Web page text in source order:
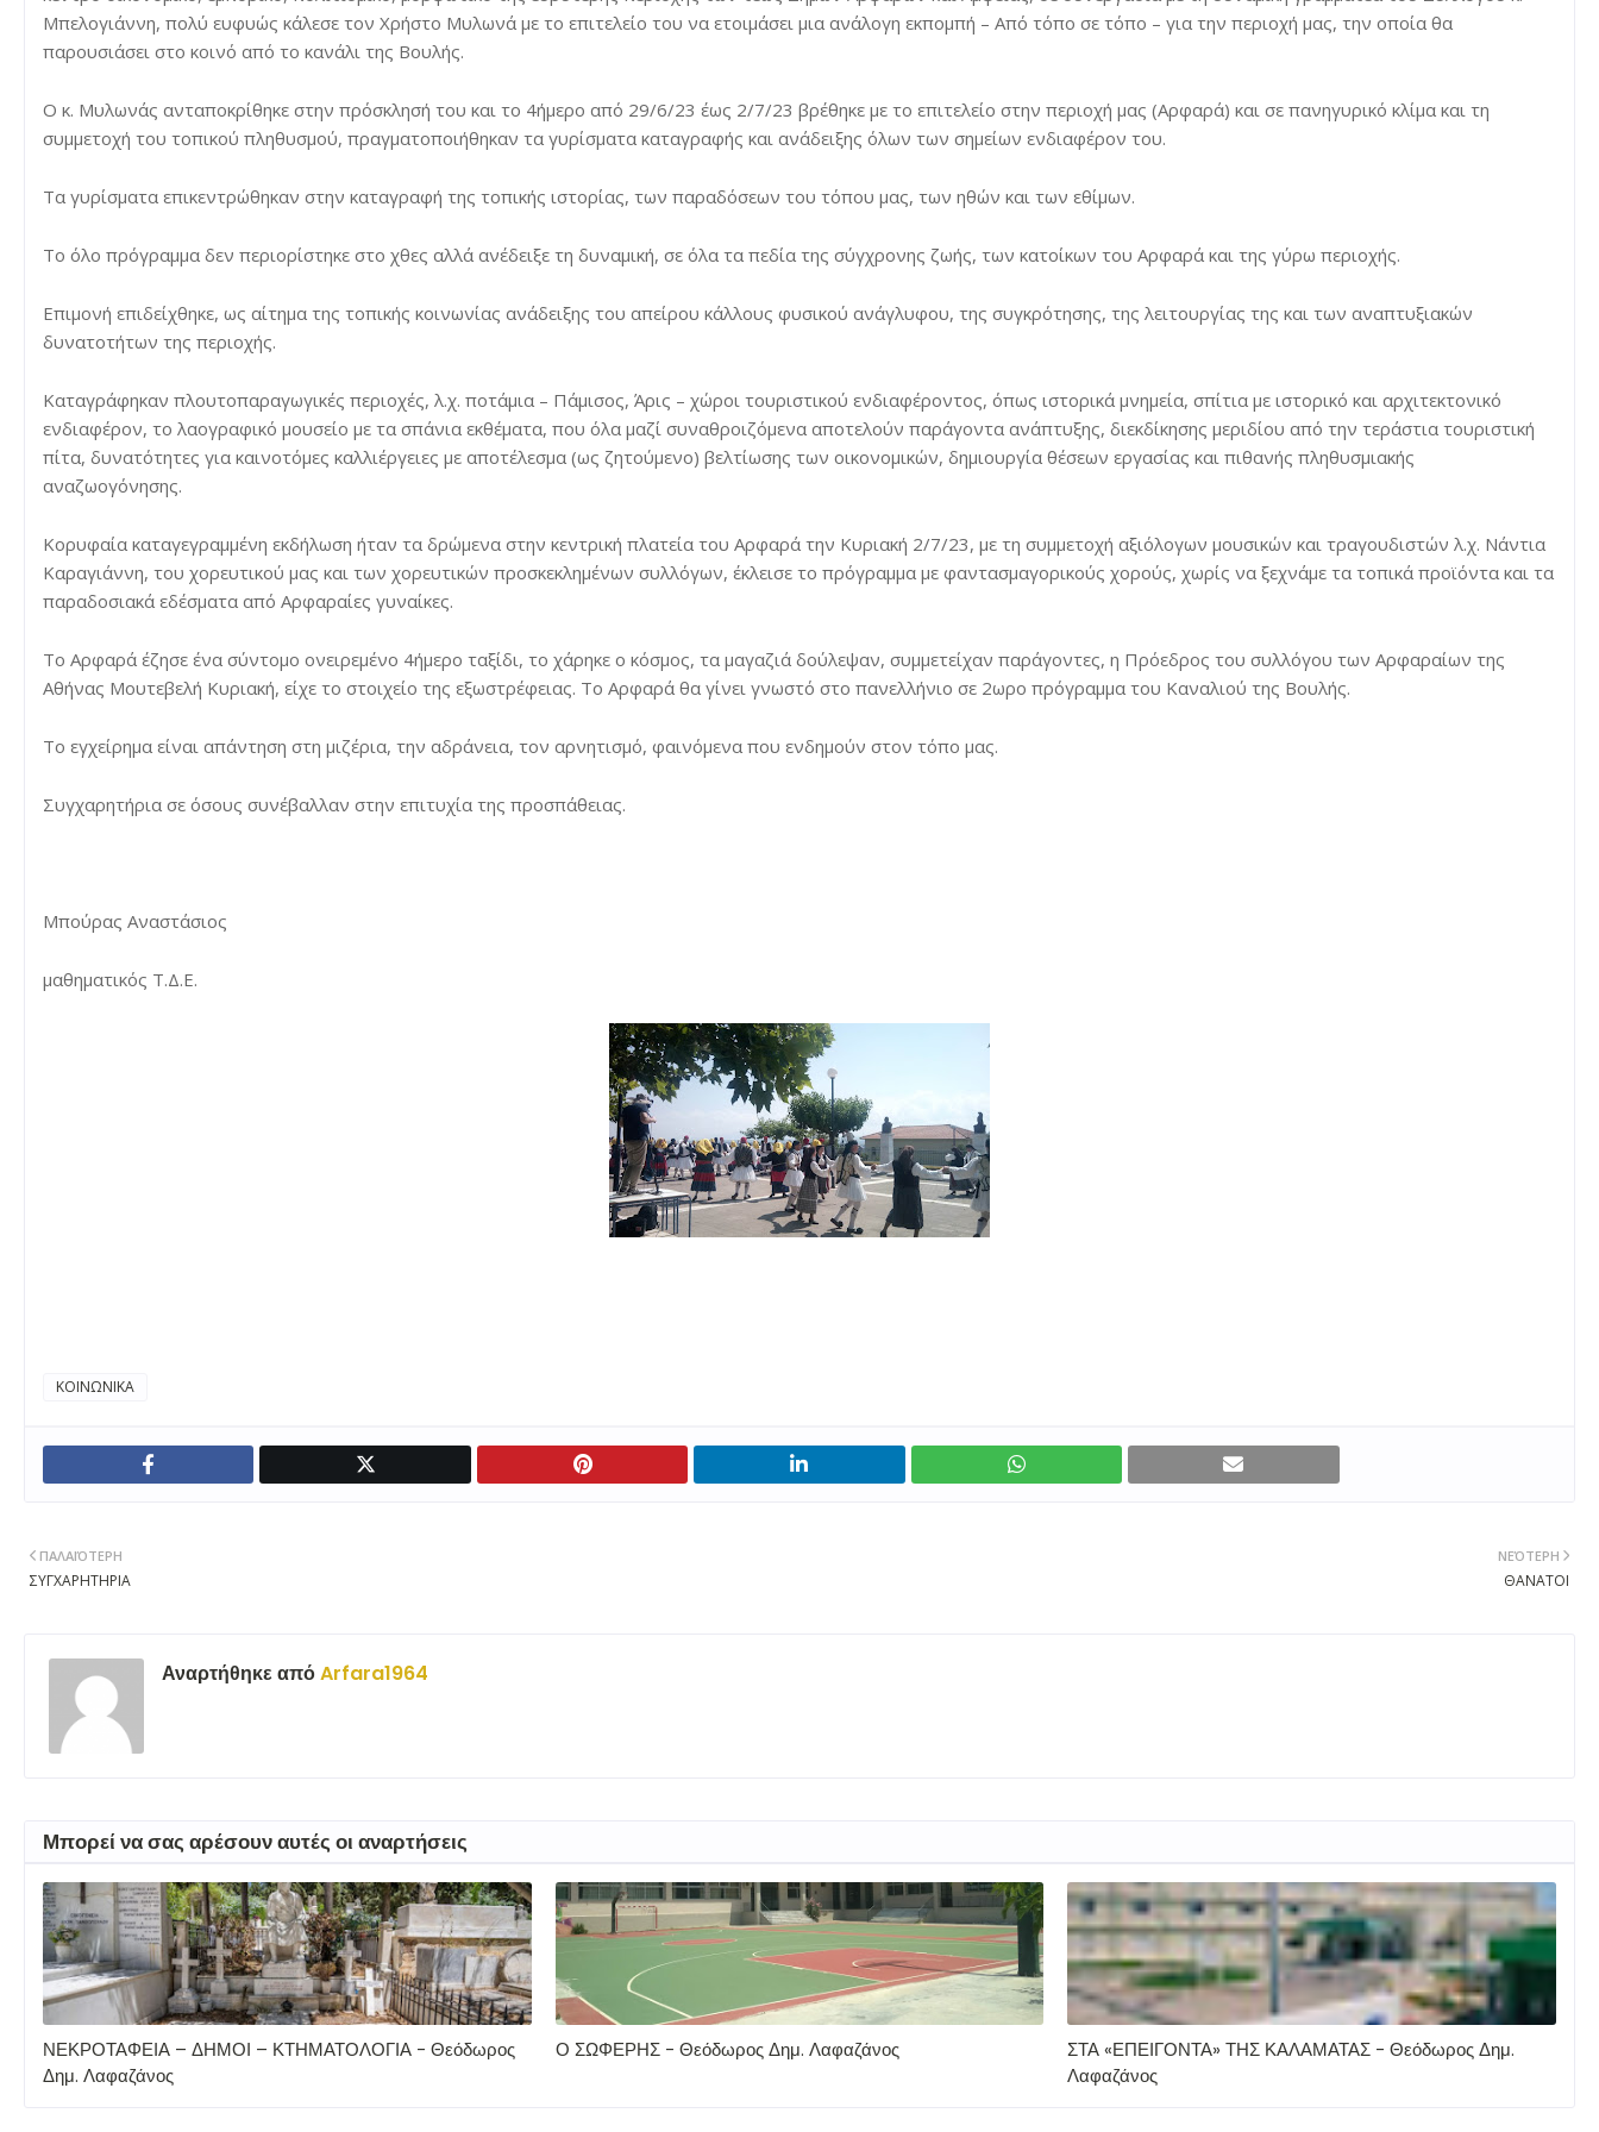
Μπελογιάννη, πολύ ευφυώς κάλεσε τον Χρήστο Μυλωνά με το επιτελείο του να ετοιμάσει μια ανάλογη εκπομπή – Από τόπο σε τόπο – για την περιοχή μας, την οποία θα
παρουσιάσει στο κοινό από το κανάλι της Βουλής.
Ο κ. Μυλωνάς ανταποκρίθηκε στην πρόσκλησή του και το 4ήμερο από 29/6/23 έως 2/7/23 βρέθηκε με το επιτελείο στην περιοχή μας (Αρφαρά) και σε πανηγυρικό κλίμα και τη
συμμετοχή του τοπικού πληθυσμού, πραγματοποιήθηκαν τα γυρίσματα καταγραφής και ανάδειξης όλων των σημείων ενδιαφέρον του.
Τα γυρίσματα επικεντρώθηκαν στην καταγραφή της τοπικής ιστορίας, των παραδόσεων του τόπου μας, των ηθών και των εθίμων.
Το όλο πρόγραμμα δεν περιορίστηκε στο χθες αλλά ανέδειξε τη δυναμική, σε όλα τα πεδία της σύγχρονης ζωής, των κατοίκων του Αρφαρά και της γύρω περιοχής.
Επιμονή επιδείχθηκε, ως αίτημα της τοπικής κοινωνίας ανάδειξης του απείρου κάλλους φυσικού ανάγλυφου, της συγκρότησης, της λειτουργίας της και των αναπτυξιακών
δυνατοτήτων της περιοχής.
Καταγράφηκαν πλουτοπαραγωγικές περιοχές, λ.χ. ποτάμια – Πάμισος, Άρις – χώροι τουριστικού ενδιαφέροντος, όπως ιστορικά μνημεία, σπίτια με ιστορικό και αρχιτεκτονικό
ενδιαφέρον, το λαογραφικό μουσείο με τα σπάνια εκθέματα, που όλα μαζί συναθροιζόμενα αποτελούν παράγοντα ανάπτυξης, διεκδίκησης μεριδίου από την τεράστια τουριστική
πίτα, δυνατότητες για καινοτόμες καλλιέργειες με αποτέλεσμα (ως ζητούμενο) βελτίωσης των οικονομικών, δημιουργία θέσεων εργασίας και πιθανής πληθυσμιακής
αναζωογόνησης.
Κορυφαία καταγεγραμμένη εκδήλωση ήταν τα δρώμενα στην κεντρική πλατεία του Αρφαρά την Κυριακή 2/7/23, με τη συμμετοχή αξιόλογων μουσικών και τραγουδιστών λ.χ. Νάντια
Καραγιάννη, του χορευτικού μας και των χορευτικών προσκεκλημένων συλλόγων, έκλεισε το πρόγραμμα με φαντασμαγορικούς χορούς, χωρίς να ξεχνάμε τα τοπικά προϊόντα και τα
παραδοσιακά εδέσματα από Αρφαραίες γυναίκες.
Το Αρφαρά έζησε ένα σύντομο ονειρεμένο 4ήμερο ταξίδι, το χάρηκε ο κόσμος, τα μαγαζιά δούλεψαν, συμμετείχαν παράγοντες, η Πρόεδρος του συλλόγου των Αρφαραίων της
Αθήνας Μουτεβελή Κυριακή, είχε το στοιχείο της εξωστρέφειας. Το Αρφαρά θα γίνει γνωστό στο πανελλήνιο σε 2ωρο πρόγραμμα του Καναλιού της Βουλής.
Το εγχείρημα είναι απάντηση στη μιζέρια, την αδράνεια, τον αρνητισμό, φαινόμενα που ενδημούν στον τόπο μας.
Συγχαρητήρια σε όσους συνέβαλλαν στην επιτυχία της προσπάθειας.
Μπούρας Αναστάσιος
μαθηματικός Τ.Δ.Ε.
ΚΟΙΝΩΝΙΚΑ
ΝΕΌΤΕΡΗ
ΘΑΝΑΤΟΙ
ΠΑΛΑΙΌΤΕΡΗ
ΣΥΓΧΑΡΗΤΗΡΙΑ
Αναρτήθηκε απόArfara1964
Μπορεί να σας αρέσουν αυτές οι αναρτήσεις
ΝΕΚΡΟΤΑΦΕΙΑ – ΔΗΜΟΙ – ΚΤΗΜΑΤΟΛΟΓΙΑ - Θεόδωρος
Δημ. Λαφαζάνος
Ο ΣΩΦΕΡΗΣ - Θεόδωρος Δημ. Λαφαζάνος
ΣΤΑ «ΕΠΕΙΓΟΝΤΑ» ΤΗΣ ΚΑΛΑΜΑΤΑΣ - Θεόδωρος Δημ.
Λαφαζάνος